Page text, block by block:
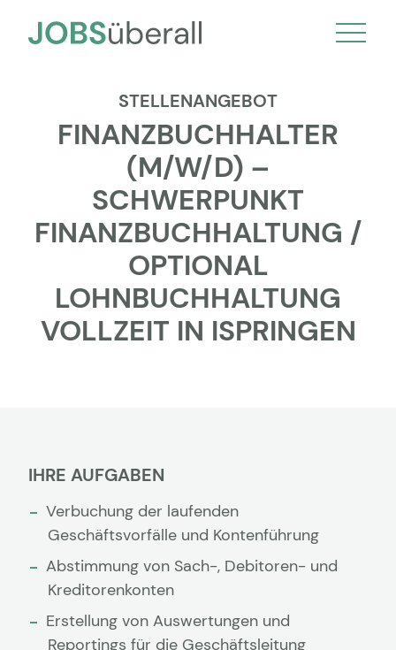
STELLENANGEBOT
FINANZBUCHHALTER
(M/W/D) –
SCHWERPUNKT
FINANZBUCHHALTUNG /
OPTIONAL
LOHNBUCHHALTUNG
VOLLZEIT IN ISPRINGEN
IHRE AUFGABEN
Verbuchung der laufenden
Geschäftsvorfälle und Kontenführung
Abstimmung von Sach-, Debitoren- und
Kreditorenkonten
Erstellung von Auswertungen und
Reportings für die Geschäftsleitung